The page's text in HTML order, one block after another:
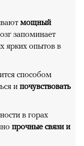
мощный
запоминает
ярких опытов в
способом
и почувствовать
в горах
прочные связи и